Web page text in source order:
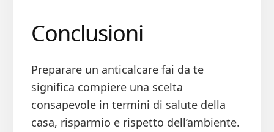
Conclusioni
Preparare un anticalcare fai da te
significa compiere una scelta
consapevole in termini di salute della
casa, risparmio e rispetto dell’ambiente.